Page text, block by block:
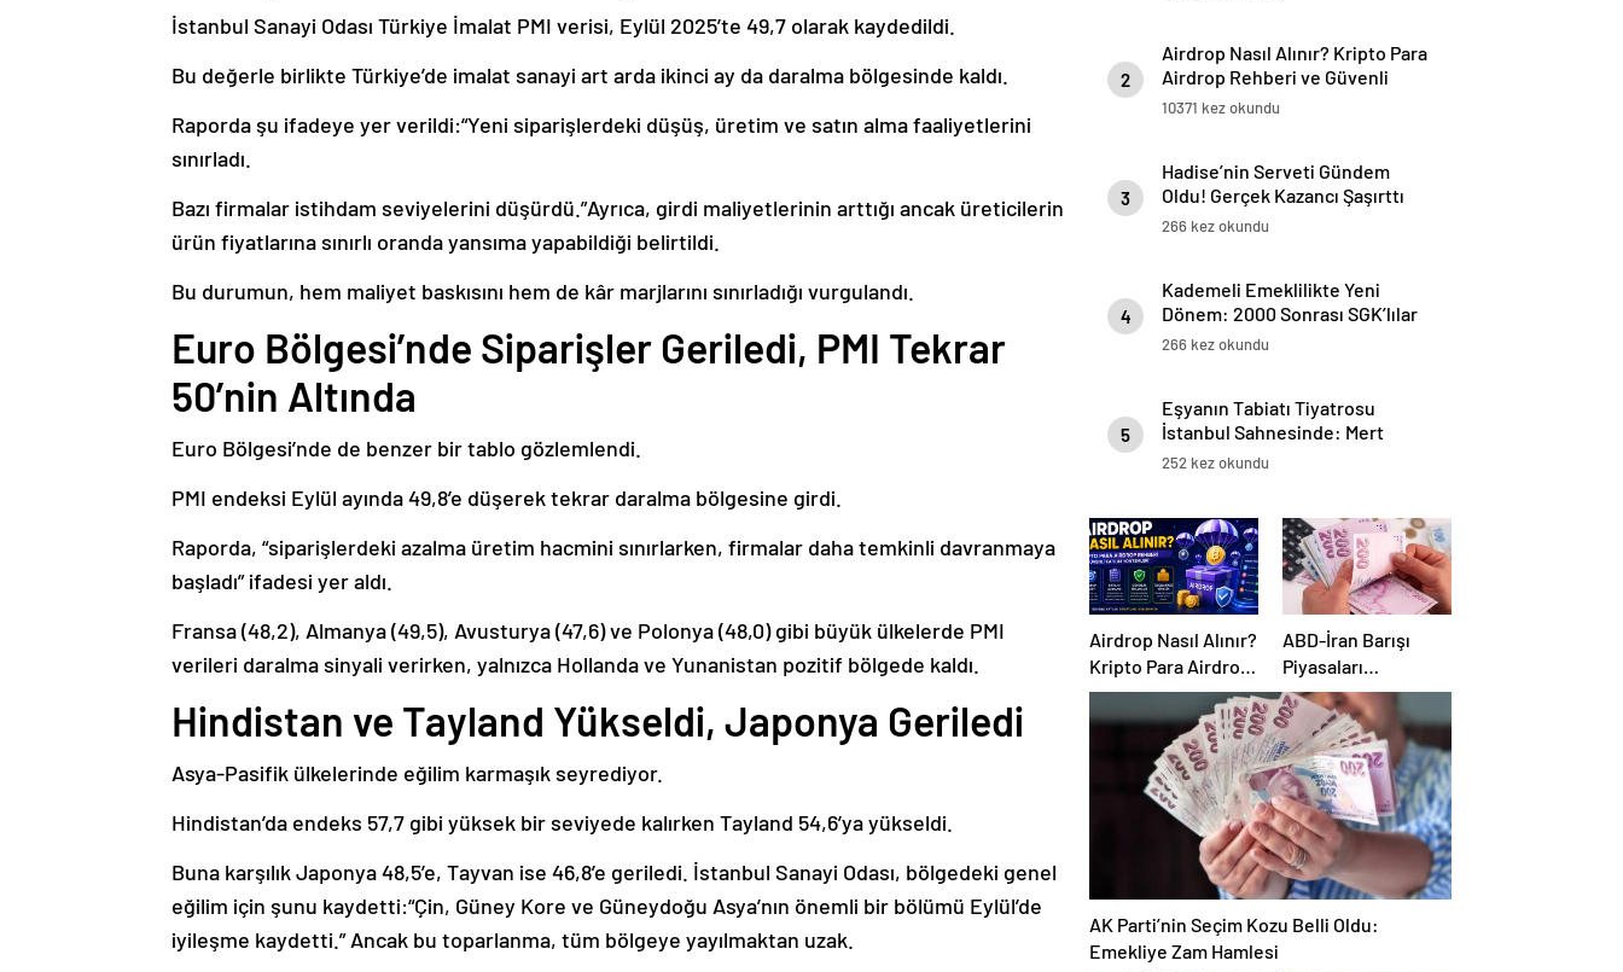
İstanbul Sanayi Odası Türkiye İmalat PMI verisi, Eylül 2025’te 49,7 olarak kaydedildi.
Bu değerle birlikte Türkiye’de imalat sanayi art arda ikinci ay da daralma bölgesinde kaldı.
Raporda şu ifadeye yer verildi:“Yeni siparişlerdeki düşüş, üretim ve satın alma faaliyetlerini
sınırladı.
Bazı firmalar istihdam seviyelerini düşürdü.”Ayrıca, girdi maliyetlerinin arttığı ancak üreticilerin
ürün fiyatlarına sınırlı oranda yansıma yapabildiği belirtildi.
Bu durumun, hem maliyet baskısını hem de kâr marjlarını sınırladığı vurgulandı.
Euro Bölgesi’nde Siparişler Geriledi, PMI Tekrar
50’nin Altında
Euro Bölgesi’nde de benzer bir tablo gözlemlendi.
PMI endeksi Eylül ayında 49,8’e düşerek tekrar daralma bölgesine girdi.
Raporda, “siparişlerdeki azalma üretim hacmini sınırlarken, firmalar daha temkinli davranmaya
başladı” ifadesi yer aldı.
Fransa (48,2), Almanya (49,5), Avusturya (47,6) ve Polonya (48,0) gibi büyük ülkelerde PMI
verileri daralma sinyali verirken, yalnızca Hollanda ve Yunanistan pozitif bölgede kaldı.
Hindistan ve Tayland Yükseldi, Japonya Geriledi
Asya-Pasifik ülkelerinde eğilim karmaşık seyrediyor.
Hindistan’da endeks 57,7 gibi yüksek bir seviyede kalırken Tayland 54,6’ya yükseldi.
Buna karşılık Japonya 48,5’e, Tayvan ise 46,8’e geriledi. İstanbul Sanayi Odası, bölgedeki genel
eğilim için şunu kaydetti:“Çin, Güney Kore ve Güneydoğu Asya’nın önemli bir bölümü Eylül’de
iyileşme kaydetti.” Ancak bu toparlanma, tüm bölgeye yayılmaktan uzak.
2
Airdrop Nasıl Alınır? Kripto Para
Airdrop Rehberi ve Güvenli
Katılım Yöntemleri
10371 kez okundu
3
Hadise’nin Serveti Gündem
Oldu! Gerçek Kazancı Şaşırttı
266 kez okundu
4
Kademeli Emeklilikte Yeni
Dönem: 2000 Sonrası SGK’lılar
İçin Prim ve Yaş Tablosu
266 kez okundu
5
Eşyanın Tabiatı Tiyatrosu
İstanbul Sahnesinde: Mert
Turak & Aslıhan Malbora’yla
252 kez okundu
Airdrop Nasıl Alınır?
Kripto Para Airdrop
Rehberi ve Güvenli
Katılım Yöntemleri
ABD-İran Barışı
Piyasaları
Hareketlendirdi:
Altın Zirveye
Çıkarken Petrol
Geriledi
AK Parti’nin Seçim Kozu Belli Oldu:
Emekliye Zam Hamlesi